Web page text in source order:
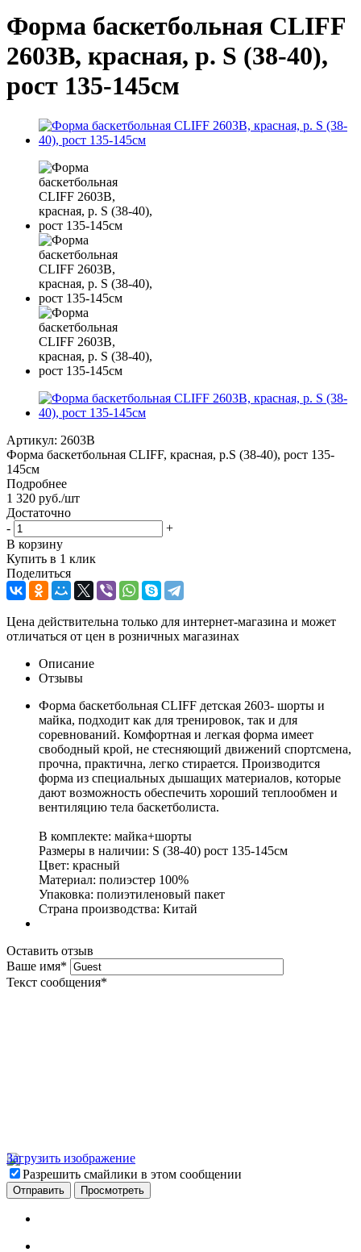
Форма баскетбольная CLIFF
2603В, красная, р. S (38-40),
рост 135-145см
Артикул: 2603В
Форма баскетбольная CLIFF, красная, р.S (38-40), рост 135-
145см
Подробнее
1 320 руб./шт
Достаточно
-
+
В корзину
Купить в 1 клик
Поделиться
Цена действительна только для интернет-магазина и может
отличаться от цен в розничных магазинах
Описание
Отзывы
Форма баскетбольная CLIFF детская 2603- шорты и
майка, подходит как для тренировок, так и для
соревнований. Комфортная и легкая форма имеет
свободный крой, не стесняющий движений спортсмена,
прочна, практична, легко стирается. Производится
форма из специальных дышащих материалов, которые
дают возможность обеспечить хороший теплообмен и
вентиляцию тела баскетболиста.
В комплекте: майка+шорты
Размеры в наличии: S (38-40) рост 135-145см
Цвет: красный
Материал: полиэстер 100%
Упаковка: полиэтиленовый пакет
Страна производства: Китай
Оставить отзыв
Ваше имя*
Текст сообщения*
Загрузить изображение
Разрешить смайлики в этом сообщении